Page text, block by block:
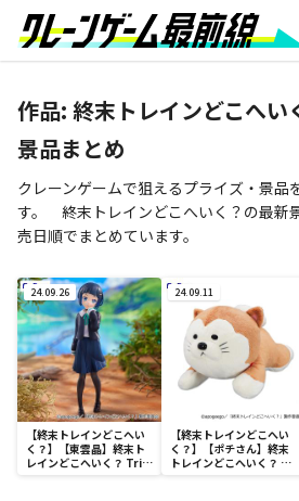
作品: 終末トレインどこへい
景品まとめ
クレーンゲームで狙えるプライズ・景品
す。 終末トレインどこへいく？の最新
売日順でまとめています。
24.09.26
【終末トレインどこへい
く？】【東雲晶】終末ト
レインどこへいく？ Trio
24.09.11
【終末トレインどこへい
く？】【ポチさん】終末
トレインどこへいく？ ポ